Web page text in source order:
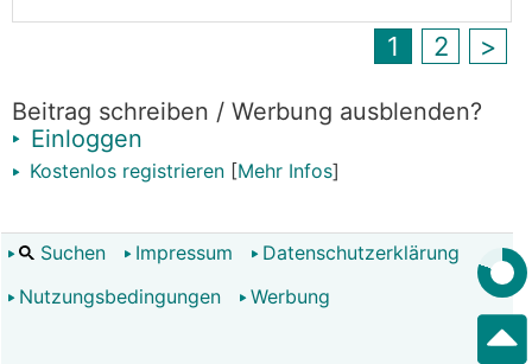
1 2 >
Beitrag schreiben / Werbung ausblenden?
Einloggen
Kostenlos registrieren [Mehr Infos]
Suchen Impressum
Datenschutzerklärung
Nutzungsbedingungen
Werbung